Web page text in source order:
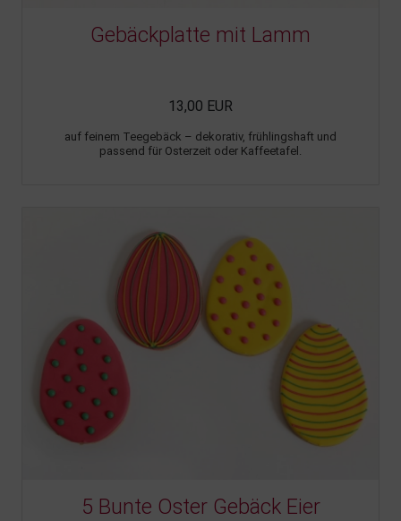
Gebäckplatte mit Lamm
13,00 EUR
auf feinem Teegebäck – dekorativ, frühlingshaft und
passend für Osterzeit oder Kaffeetafel.
5 Bunte Oster Gebäck Eier